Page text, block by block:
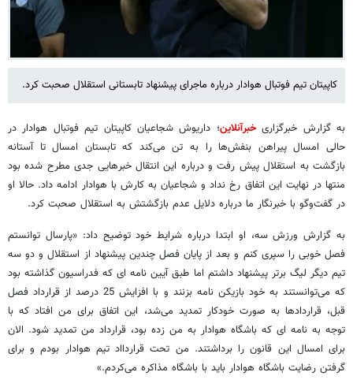
کاپیتان تیم فوتبال هوادار درباره ماجرای پیشنهاد تابستانی استقلال صحبت کرد.
به گزارش خبرگزاریخبرآنلاین؛ داریوش شجاعیان کاپیتان تیم فوتبال هوادار در
حالی امسال پیراهن بنفش‌ها را به تن می‌کند که تابستان امسال تا آستانه
بازگشت به استقلال پیش رفت و درباره این انتقال خبرهایی جدی مطرح شده بود
منتها در نهایت این اتفاق رخ نداد و شجاعیان به کارش با هوادار ادامه داد. حالا او
در گفت‌وگو با خبرنگار ما درباره دلایل عدم بازگشتش به استقلال صحبت کرد.
به گزارش ورزش سه، او ابتدا درباره شرایط خود توضیح داد: «پارسال توانستم
فصل خوبی را سپری کنم و بعد از پایان فصل چندین پیشنهاد از استقلال و دو سه
تیم دیگر لیگ برتر پیشنهاد داشتم اما طبق آیین نامه ای که فدراسیون گذاشته بود
که می‌توانستند به خود بازیکن نامه بزنند و با افزایش 25 درصد از قرارداد فصل
قبل، قراردادها به صورت خودکار تمدید می‌شد، این اتفاق برای من افتاد که با
توجه به نامه ای که باشگاه هوادار به من زده بود، قرارداد من تمدید شود. الان
برای امسال این قانون را برداشتند. من تحت قراردااد تیم هوادار بودم و برای
گرفتن رضایت باشگاه هوادار باید با باشگاه مذاکره می‌کردم.»